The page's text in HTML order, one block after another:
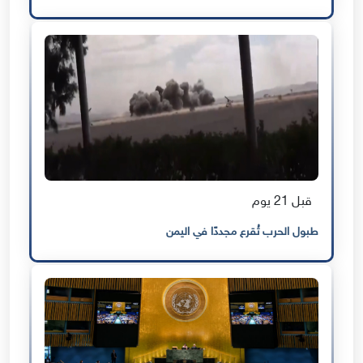
قبل 21 يوم
طبول الحرب تُقرع مجددًا في اليمن